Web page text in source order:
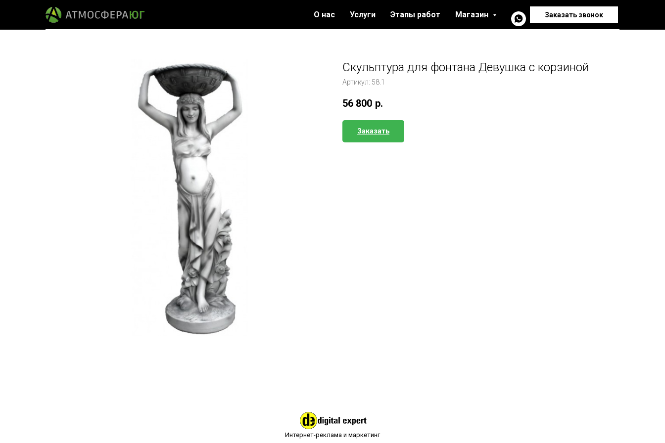
О нас Услуги Этапы работ Магазин Заказать звонок
Скульптура для фонтана Девушка с корзиной
Артикул: 58.1
56 800 р.
Заказать
Интернет-реклама и маркетинг